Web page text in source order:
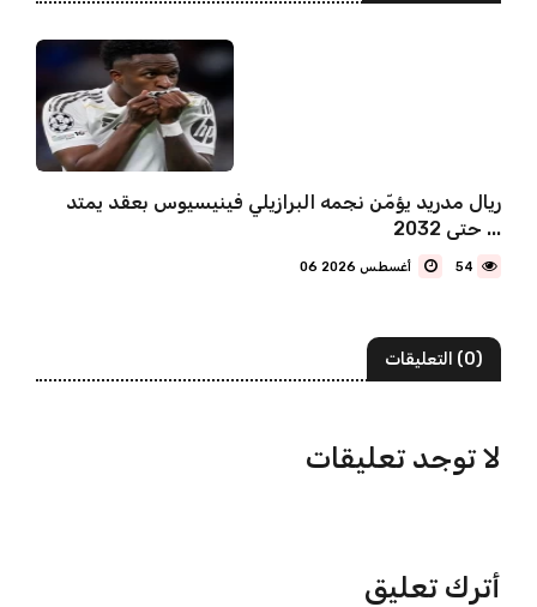
ريال مدريد يؤمّن نجمه البرازيلي فينيسيوس بعقد يمتد
حتى 2032 ...
54
(0) التعليقات
لا توجد تعليقات
أترك تعليق